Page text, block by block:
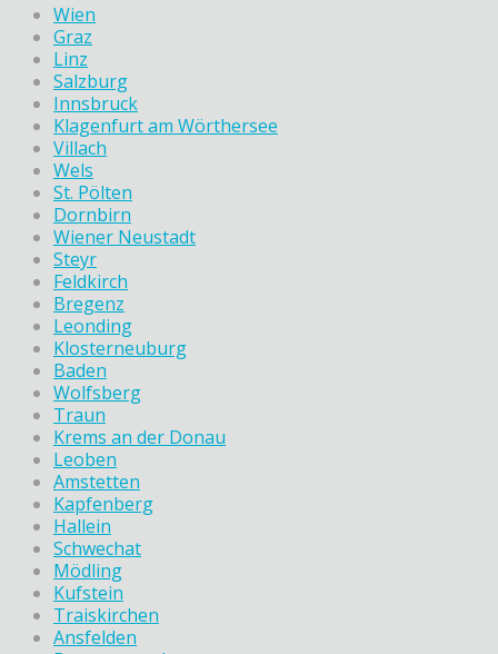
Wien
Graz
Linz
Salzburg
Innsbruck
Klagenfurt am Wörthersee
Villach
Wels
St. Pölten
Dornbirn
Wiener Neustadt
Steyr
Feldkirch
Bregenz
Leonding
Klosterneuburg
Baden
Wolfsberg
Traun
Krems an der Donau
Leoben
Amstetten
Kapfenberg
Hallein
Schwechat
Mödling
Kufstein
Traiskirchen
Ansfelden